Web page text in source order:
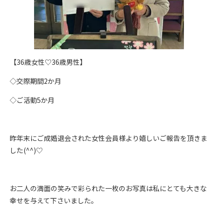
【36歳女性♡36歳男性】
◇交際期間2か月
◇ご活動5か月
昨年末にご成婚退会された女性会員様より嬉しいご報告を頂きま
した(^^)♡
お二人の満面の笑みで彩られた一枚のお写真は私にとても大きな
幸せを与えて下さいました。